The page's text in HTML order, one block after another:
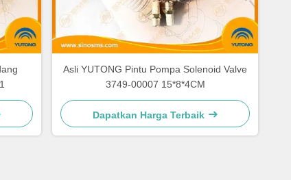
Asli YUTONG Pintu Pompa Solenoid Valve
3749-00007 15*8*4CM
Dapatkan Harga Terbaik